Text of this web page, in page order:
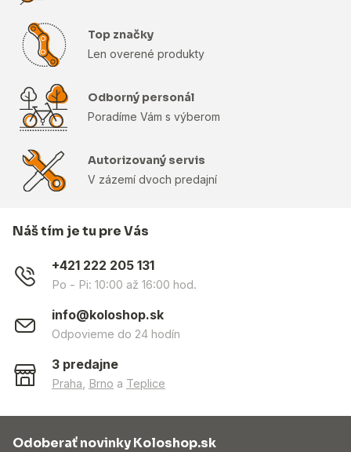
Top značky
Len overené produkty
Odborný personál
Poradíme Vám s výberom
Autorizovaný servis
V zázemí dvoch predajní
Náš tím je tu pre Vás
+421 222 205 131
Po - Pi: 10:00 až 16:00 hod.
info@koloshop.sk
Odpovieme do 24 hodín
3 predajne
Praha Brno a Teplice
Odoberať novinky Koloshop.sk